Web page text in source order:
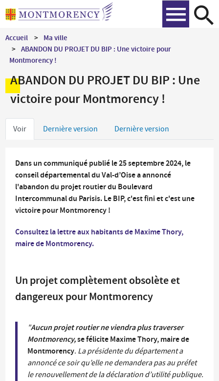
Aller
au
Accueil
Ma ville
ABANDON DU PROJET DU BIP : Une victoire pour
Montmorency !
ABANDON DU PROJET DU BIP : Une
victoire pour Montmorency !
Onglets
Voir Dernière version Dernière version
Dans un communiqué publié le 25 septembre 2024, le
conseil départemental du Val-d’Oise a annoncé
l'abandon du projet routier du Boulevard
Intercommunal du Parisis. Le BIP, c'est fini et c'est une
victoire pour Montmorency !
Consultez la lettre aux habitants de Maxime Thory,
maire de Montmorency.
Un projet complètement obsolète et
dangereux pour Montmorency
"Aucun projet routier ne viendra plus traverser
Montmorency,se félicite Maxime Thory, maire de
Montmorency. La présidente du département a
annoncé ce soir qu’elle ne demandera pas au préfet
le renouvellement de la déclaration d’utilité publique.